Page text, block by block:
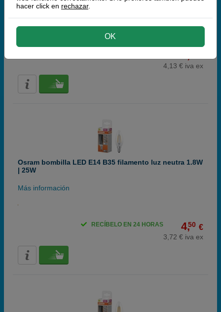
Más información
4,13 € iva ex
Osram bombilla LED E14 B35 filamento luz neutra 1.8W
| 25W
Más información
4,50 €
3,72 € iva ex
RECÍBELO EN 24 HORAS
hacer click en rechazar.
OK